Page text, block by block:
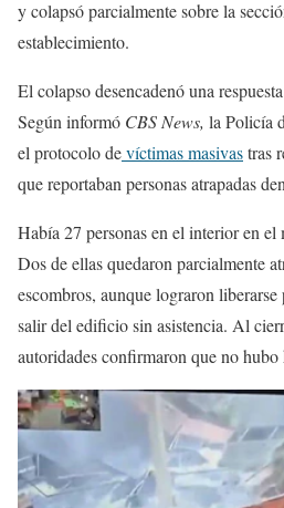
y colapsó parcialmente sobre la
establecimiento.
El colapso desencadenó una
Según informó CBS News, la Policía
el protocolo devíctimas masivastras
que reportaban personas atrapadas
Había 27 personas en el interior en el
Dos de ellas quedaron parcialmente
escombros, aunque lograron
salir del edificio sin asistencia. Al
autoridades confirmaron que no hubo